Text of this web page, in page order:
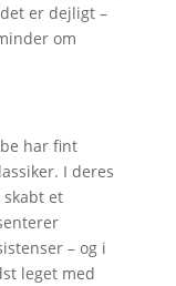
er dejligt –
om
har fint
I deres
et
– og i
leget med